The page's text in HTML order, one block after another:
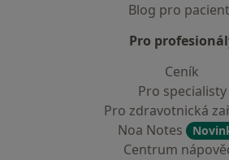
Blog pro
Pro
Ceník
Pro specialisty
Pro zdravotnická
Noa Notes
Centrum